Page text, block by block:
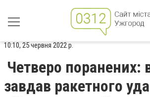
10:10, 25 червня 2022 р.
Четверо поранених:
завдав ракетного